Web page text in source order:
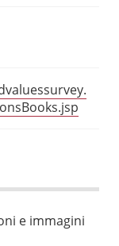
e immagini